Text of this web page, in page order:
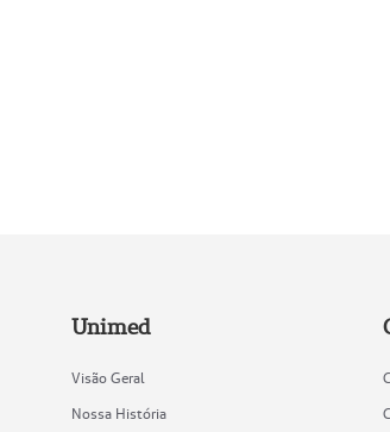
Unimed
Visão Geral
Nossa História